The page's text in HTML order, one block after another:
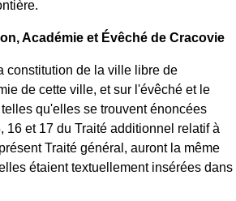
Académie et Évêché de Cracovie
constitution de la ville libre de
de cette ville, et sur l'évêché et le
qu'elles se trouvent énoncées
16 et 17 du Traité additionnel relatif à
Traité général, auront la même
étaient textuellement insérées dans